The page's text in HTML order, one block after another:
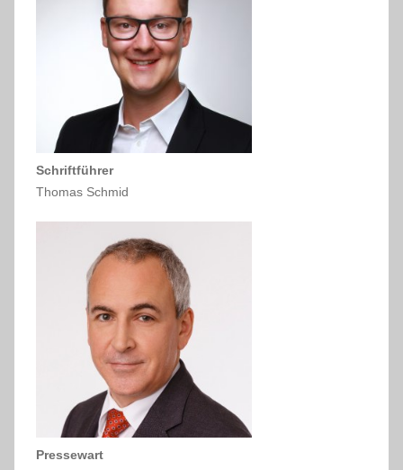
Schriftführer
Thomas Schmid
Pressewart